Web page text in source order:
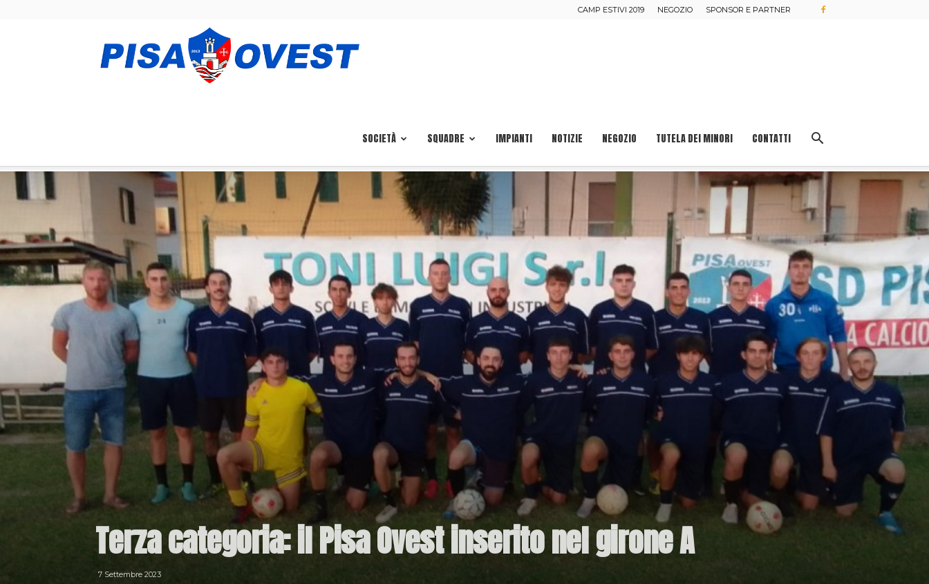
CAMP ESTIVI 2019 NEGOZIO SPONSOR E PARTNER
Ovest
SOCIETÀ SQUADRE IMPIANTI NOTIZIE NEGOZIO TUTELA DEI MINORI CONTATTI
Terza categoria: il Pisa Ovest inserito nel girone A
7 Settembre 2023